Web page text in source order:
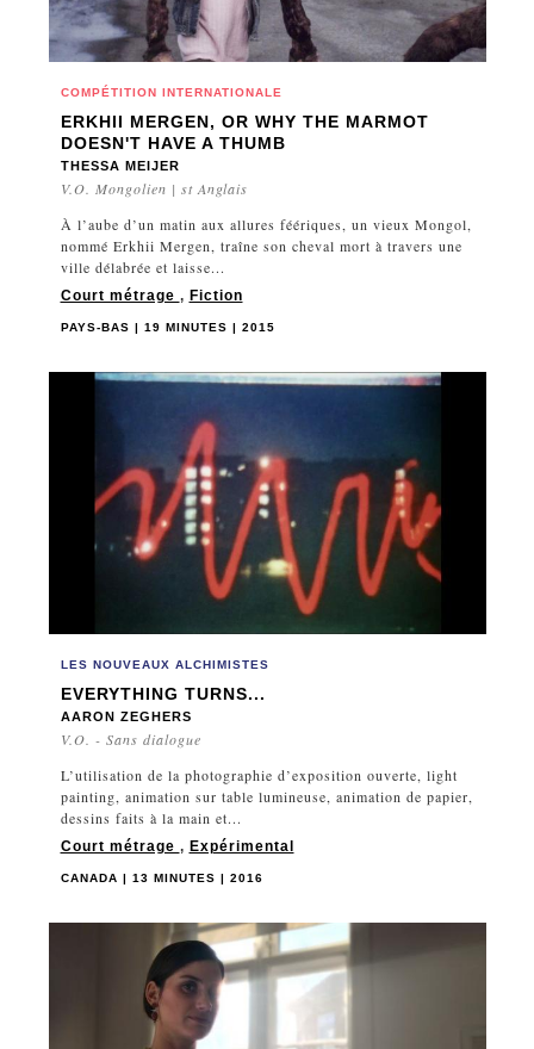
SUISSE
TAÏWAN
THAÏLANDE
TURQUIE
VENEZUELA
YEMEN
COMPÉTITION INTERNATIONALE
ERKHII MERGEN, OR WHY THE MARMOT
DOESN'T HAVE A THUMB
THESSA MEIJER
V.O. Mongolien | st Anglais
À l’aube d’un matin aux allures féériques, un vieux Mongol,
nommé Erkhii Mergen, traîne son cheval mort à travers une
ville délabrée et laisse...
Court métrage , Fiction
PAYS-BAS | 19 MINUTES | 2015
LES NOUVEAUX ALCHIMISTES
EVERYTHING TURNS...
AARON ZEGHERS
V.O. - Sans dialogue
L’utilisation de la photographie d’exposition ouverte, light
painting, animation sur table lumineuse, animation de papier,
dessins faits à la main et...
Court métrage , Expérimental
CANADA | 13 MINUTES | 2016